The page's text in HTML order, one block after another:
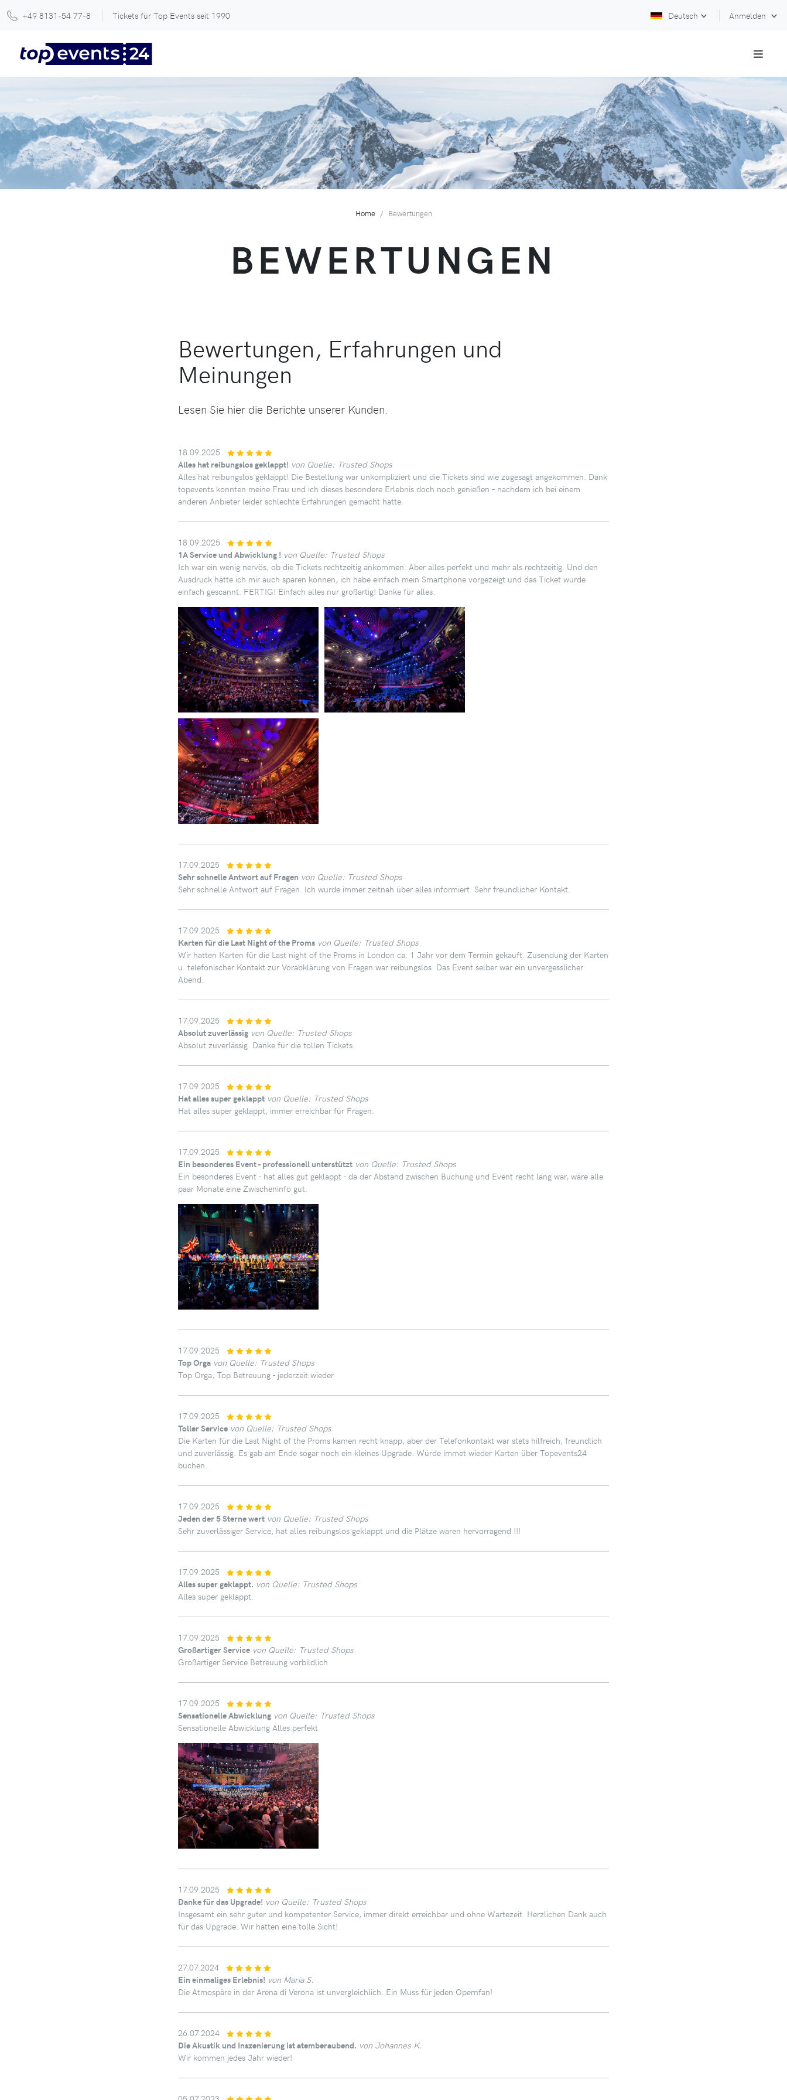
+49 8131-54 77-8 Tickets für Top Events seit 1990 Deutsch Anmelden
Home Bewertungen
BEWERTUNGEN
Bewertungen, Erfahrungen und
Meinungen
Lesen Sie hier die Berichte unserer Kunden.
18.09.2025
Alles hat reibungslos geklappt! von Quelle: Trusted Shops
Alles hat reibungslos geklappt! Die Bestellung war unkompliziert und die Tickets sind wie zugesagt angekommen. Dank
topevents konnten meine Frau und ich dieses besondere Erlebnis doch noch genießen – nachdem ich bei einem
anderen Anbieter leider schlechte Erfahrungen gemacht hatte.
18.09.2025
1A Service und Abwicklung ! von Quelle: Trusted Shops
Ich war ein wenig nervös, ob die Tickets rechtzeitig ankommen. Aber alles perfekt und mehr als rechtzeitig. Und den
Ausdruck hätte ich mir auch sparen können, ich habe einfach mein Smartphone vorgezeigt und das Ticket wurde
einfach gescannt. FERTIG! Einfach alles nur großartig! Danke für alles.
17.09.2025
Sehr schnelle Antwort auf Fragen von Quelle: Trusted Shops
Sehr schnelle Antwort auf Fragen. Ich wurde immer zeitnah über alles informiert. Sehr freundlicher Kontakt.
17.09.2025
Karten für die Last Night of the Proms von Quelle: Trusted Shops
Wir hatten Karten für die Last night of the Proms in London ca. 1 Jahr vor dem Termin gekauft. Zusendung der Karten
u. telefonischer Kontakt zur Vorabklärung von Fragen war reibungslos. Das Event selber war ein unvergesslicher
Abend.
17.09.2025
Absolut zuverlässig von Quelle: Trusted Shops
Absolut zuverlässig. Danke für die tollen Tickets.
17.09.2025
Hat alles super geklappt von Quelle: Trusted Shops
Hat alles super geklappt, immer erreichbar für Fragen.
17.09.2025
Ein besonderes Event - professionell unterstützt von Quelle: Trusted Shops
Ein besonderes Event - hat alles gut geklappt - da der Abstand zwischen Buchung und Event recht lang war, wäre alle
paar Monate eine Zwischeninfo gut.
17.09.2025
Top Orga von Quelle: Trusted Shops
Top Orga, Top Betreuung - jederzeit wieder
17.09.2025
Toller Service von Quelle: Trusted Shops
Die Karten für die Last Night of the Proms kamen recht knapp, aber der Telefonkontakt war stets hilfreich, freundlich
und zuverlässig. Es gab am Ende sogar noch ein kleines Upgrade. Würde immet wieder Karten über Topevents24
buchen.
17.09.2025
Jeden der 5 Sterne wert von Quelle: Trusted Shops
Sehr zuverlässiger Service, hat alles reibungslos geklappt und die Plätze waren hervorragend !!!
17.09.2025
Alles super geklappt. von Quelle: Trusted Shops
Alles super geklappt.
17.09.2025
Großartiger Service von Quelle: Trusted Shops
Großartiger Service Betreuung vorbildlich
17.09.2025
Sensationelle Abwicklung von Quelle: Trusted Shops
Sensationelle Abwicklung Alles perfekt
17.09.2025
Danke für das Upgrade! von Quelle: Trusted Shops
Insgesamt ein sehr guter und kompetenter Service, immer direkt erreichbar und ohne Wartezeit. Herzlichen Dank auch
für das Upgrade. Wir hatten eine tolle Sicht!
27.07.2024
Ein einmaliges Erlebnis! von Maria S.
Die Atmospäre in der Arena di Verona ist unvergleichlich. Ein Muss für jeden Opernfan!
26.07.2024
Die Akustik und Inszenierung ist atemberaubend. von Johannes K.
Wir kommen jedes Jahr wieder!